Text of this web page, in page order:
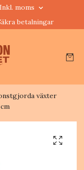
Inkl. moms
betalningar
växter